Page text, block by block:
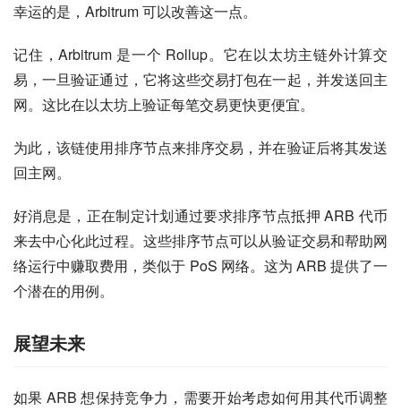
幸运的是，Arbitrum 可以改善这一点。
记住，Arbitrum 是一个 Rollup。它在以太坊主链外计算交
易，一旦验证通过，它将这些交易打包在一起，并发送回主
网。这比在以太坊上验证每笔交易更快更便宜。
为此，该链使用排序节点来排序交易，并在验证后将其发送
回主网。
好消息是，正在制定计划通过要求排序节点抵押 ARB 代币
来去中心化此过程。这些排序节点可以从验证交易和帮助网
络运行中赚取费用，类似于 PoS 网络。这为 ARB 提供了一
个潜在的用例。
展望未来
如果 ARB 想保持竞争力，需要开始考虑如何用其代币调整